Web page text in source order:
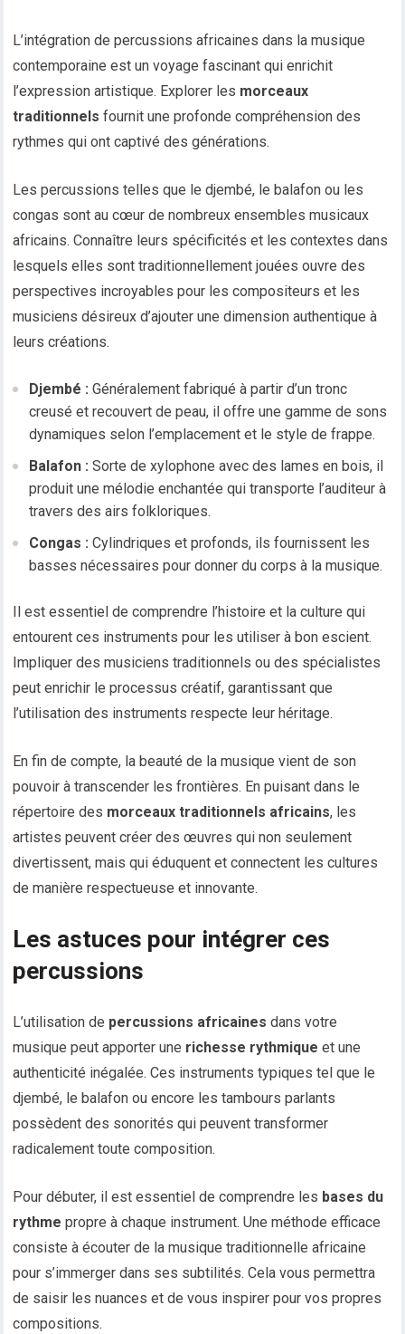
L’intégration de percussions africaines dans la musique
contemporaine est un voyage fascinant qui enrichit
l’expression artistique. Explorer les morceaux
traditionnels fournit une profonde compréhension des
rythmes qui ont captivé des générations.
Les percussions telles que le djembé, le balafon ou les
congas sont au cœur de nombreux ensembles musicaux
africains. Connaître leurs spécificités et les contextes dans
lesquels elles sont traditionnellement jouées ouvre des
perspectives incroyables pour les compositeurs et les
musiciens désireux d’ajouter une dimension authentique à
leurs créations.
Djembé : Généralement fabriqué à partir d’un tronc
creusé et recouvert de peau, il offre une gamme de sons
dynamiques selon l’emplacement et le style de frappe.
Balafon : Sorte de xylophone avec des lames en bois, il
produit une mélodie enchantée qui transporte l’auditeur à
travers des airs folkloriques.
Congas : Cylindriques et profonds, ils fournissent les
basses nécessaires pour donner du corps à la musique.
Il est essentiel de comprendre l’histoire et la culture qui
entourent ces instruments pour les utiliser à bon escient.
Impliquer des musiciens traditionnels ou des spécialistes
peut enrichir le processus créatif, garantissant que
l’utilisation des instruments respecte leur héritage.
En fin de compte, la beauté de la musique vient de son
pouvoir à transcender les frontières. En puisant dans le
répertoire des morceaux traditionnels africains, les
artistes peuvent créer des œuvres qui non seulement
divertissent, mais qui éduquent et connectent les cultures
de manière respectueuse et innovante.
Les astuces pour intégrer ces
percussions
L’utilisation de percussions africaines dans votre
musique peut apporter une richesse rythmique et une
authenticité inégalée. Ces instruments typiques tel que le
djembé, le balafon ou encore les tambours parlants
possèdent des sonorités qui peuvent transformer
radicalement toute composition.
Pour débuter, il est essentiel de comprendre les bases du
rythme propre à chaque instrument. Une méthode efficace
consiste à écouter de la musique traditionnelle africaine
pour s’immerger dans ses subtilités. Cela vous permettra
de saisir les nuances et de vous inspirer pour vos propres
compositions.